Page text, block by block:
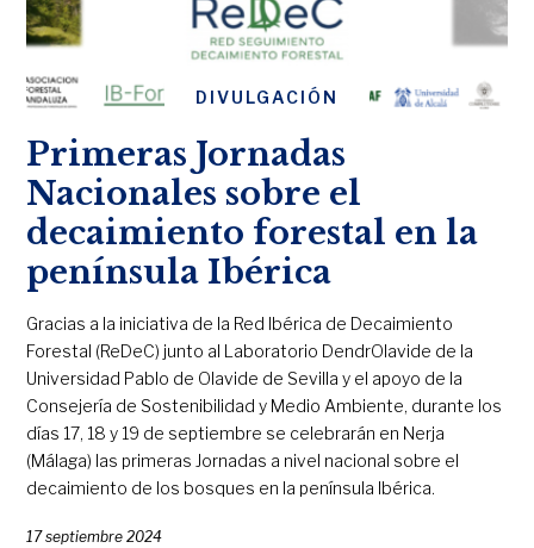
DIVULGACIÓN
Primeras Jornadas
Nacionales sobre el
decaimiento forestal en la
península Ibérica
Gracias a la iniciativa de la Red Ibérica de Decaimiento
Forestal (ReDeC) junto al Laboratorio DendrOlavide de la
Universidad Pablo de Olavide de Sevilla y el apoyo de la
Consejería de Sostenibilidad y Medio Ambiente, durante los
días 17, 18 y 19 de septiembre se celebrarán en Nerja
(Málaga) las primeras Jornadas a nivel nacional sobre el
decaimiento de los bosques en la península Ibérica.
17 septiembre 2024